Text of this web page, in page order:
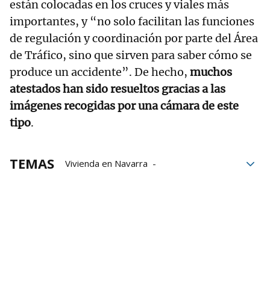
están colocadas en los cruces y viales más
importantes, y “no solo facilitan las funciones
de regulación y coordinación por parte del Área
de Tráfico, sino que sirven para saber cómo se
produce un accidente”. De hecho, muchos
atestados han sido resueltos gracias a las
imágenes recogidas por una cámara de este
tipo.
TEMAS
Vivienda en Navarra